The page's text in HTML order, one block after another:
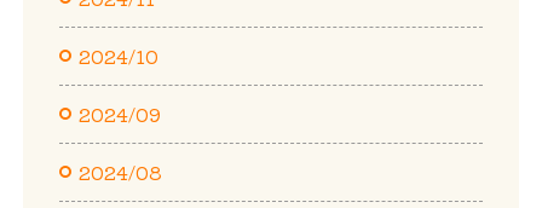
2024/10
2024/09
2024/08